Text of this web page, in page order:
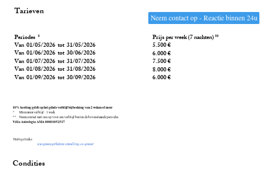
Tarieven Neem contact op - Reactie binnen 24u
Periodes *
Van 01/05/2026 tot 31/05/2026
Van 01/06/2026 tot 30/06/2026
Van 01/07/2026 tot 31/07/2026
Van 01/08/2026 tot 31/08/2026
Van 01/09/2026 tot 30/09/2026
Prijs per week (7 nachten) **
5.500 €
6.000 €
7.500 €
8.000 €
6.000 €
10% korting geldt op het gehele verblijf bij boeking van 2 weken of meer
* Minimum verblijf : 1 week
** Neem contact met ons op voor een verblijf buiten de bovenstaande periodes
Villa Astrofegia AMA 00001052517
Nuttige links :
visitgreece.gr/before-travelling-to-greece/
Condities